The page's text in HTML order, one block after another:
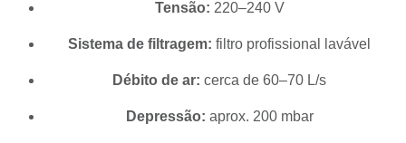
Tensão: 220–240 V
Sistema de filtragem: filtro profissional lavável
Débito de ar: cerca de 60–70 L/s
Depressão: aprox. 200 mbar